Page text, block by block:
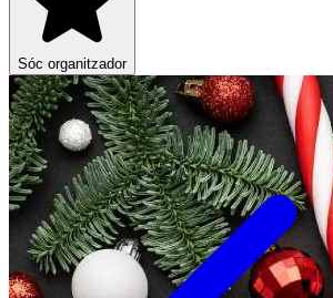
Sóc organitzador